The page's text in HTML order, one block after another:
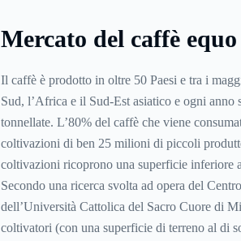
Mercato del caffè
Il caffè è prodotto in oltre 50 Paesi e tra i
Sud, l’Africa e il Sud-Est asiatico e ogni anno
tonnellate. L’80% del caffè che viene
coltivazioni di ben 25 milioni di piccoli
coltivazioni ricoprono una superficie inferiore
Secondo una ricerca svolta ad opera del
dell’Università Cattolica del Sacro Cuore di
coltivatori (con una superficie di terreno al di